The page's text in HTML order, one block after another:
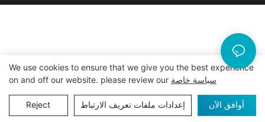
We use cookies to ensure that we give you the best experience
on and off our website. please review our سياسة خاصة
Reject إعدادات ملفات تعريف الارتباط أوافق الآن